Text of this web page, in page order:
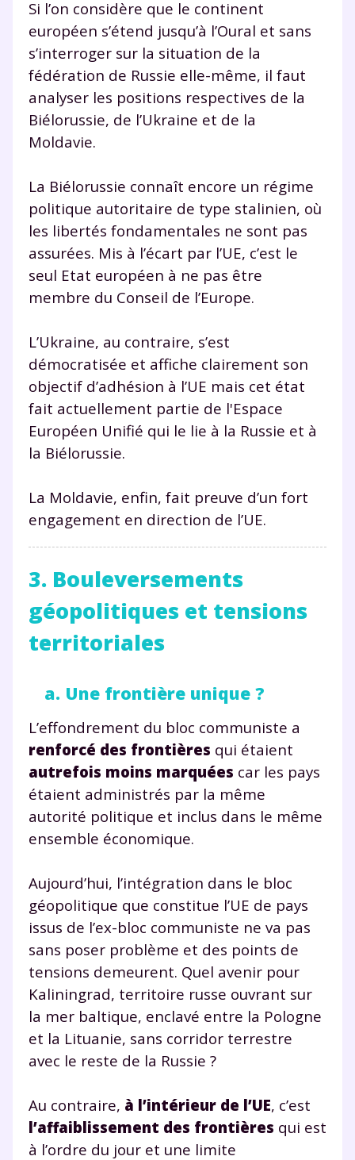
Si l’on considère que le continent
européen s’étend jusqu’à l’Oural et sans
s’interroger sur la situation de la
fédération de Russie elle-même, il faut
analyser les positions respectives de la
Biélorussie, de l’Ukraine et de la
Moldavie.
La Biélorussie connaît encore un régime
politique autoritaire de type stalinien, où
les libertés fondamentales ne sont pas
assurées. Mis à l’écart par l’UE, c’est le
seul Etat européen à ne pas être
membre du Conseil de l’Europe.
L’Ukraine, au contraire, s’est
démocratisée et affiche clairement son
objectif d’adhésion à l’UE mais cet état
fait actuellement partie de l'Espace
Européen Unifié qui le lie à la Russie et à
la Biélorussie.
La Moldavie, enfin, fait preuve d’un fort
engagement en direction de l’UE.
3. Bouleversements
géopolitiques et tensions
territoriales
a. Une frontière unique ?
L’effondrement du bloc communiste a
renforcé des frontières qui étaient
autrefois moins marquées car les pays
étaient administrés par la même
autorité politique et inclus dans le même
ensemble économique.
Aujourd’hui, l’intégration dans le bloc
géopolitique que constitue l’UE de pays
issus de l’ex-bloc communiste ne va pas
sans poser problème et des points de
tensions demeurent. Quel avenir pour
Kaliningrad, territoire russe ouvrant sur
la mer baltique, enclavé entre la Pologne
et la Lituanie, sans corridor terrestre
avec le reste de la Russie ?
Au contraire, à l’intérieur de l’UE, c’est
l’affaiblissement des frontières qui est
à l’ordre du jour et une limite
Tout le programme scolaire du CP à
la Terminale
Des profs expérimentés disponibles
à la demande par tchat, audio ou
vidéo
TESTER GRATUITEMENT
* Votre code d'accès sera envoyé à cette adresse e-mail. En
renseignant votre e-mail, vous consentez à ce que vos
données à caractère personnel soient traitées par SEJER, sous
la marque myMaxicours, afin que SEJER puisse vous donner
accès au service de soutien scolaire pendant 24h. Pour en
savoir plus sur la gestion de vos données personnelles et
pour exercer vos droits, vous pouvez consulter
J’accepte de recevoir les actualités et des
communications de la part de
myMaxicours.
Votre adresse e-mail sera exclusivement utilisée pour
vous envoyer notre newsletter. Vous pourrez vous
désinscrire à tout moment, à travers le lien de
en savoir plus sur la gestion de vos données
personnelles et pour exercer vos droits, vous pouvez
consulternotre charte.